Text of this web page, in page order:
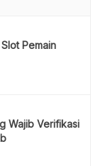
Pemain
Wajib Verifikasi